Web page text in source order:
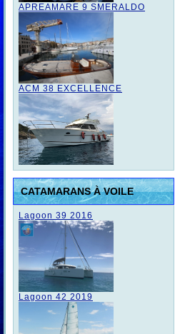
APREAMARE 9 SMERALDO
ACM 38 EXCELLENCE
CATAMARANS À VOILE
Lagoon 39 2016
Lagoon 42 2019